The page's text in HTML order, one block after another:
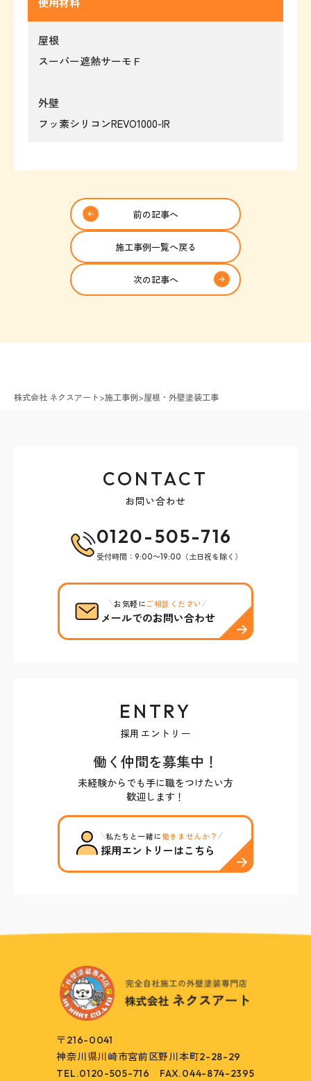
屋根
スーパー遮熱サーモＦ
外壁
フッ素シリコンREVO1000-IR
前の記事へ
施工事例一覧へ戻る
次の記事へ
株式会社 ネクスアート>施工事例>屋根・外壁塗装工事
CONTACT
お問い合わせ
0120-505-716
受付時間：9:00～19:00（土日祝を除く）
お気軽にご相談ください
メールでのお問い合わせ
ENTRY
採用エントリー
働く仲間を募集中！
未経験からでも手に職をつけたい方
歓迎します！
私たちと一緒に働きませんか？
採用エントリーはこちら
〒216-0041
神奈川県川崎市宮前区野川本町2-28-29
TEL.0120-505-716 FAX.044-874-2395